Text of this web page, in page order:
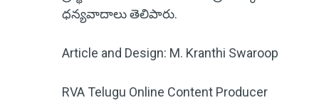
ధన్యవాదాలు తెలిపారు.
Article and Design: M. Kranthi Swaroop
RVA Telugu Online Content Producer